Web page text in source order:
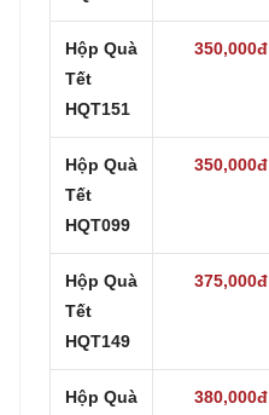
Hộp Quà
Tết
HQT151
350,000đ
Hộp Quà
Tết
HQT099
350,000đ
Hộp Quà
Tết
HQT149
375,000đ
Hộp Quà
380,000đ